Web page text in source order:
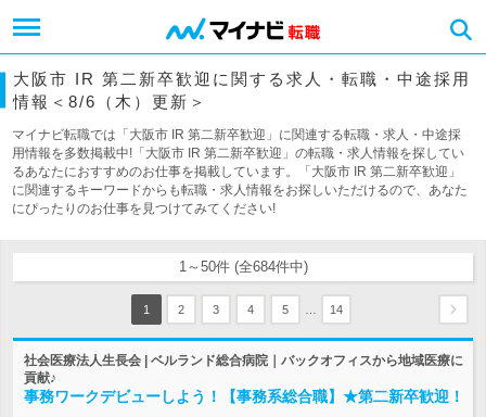
大阪市 IR 第二新卒歓迎に関する求人・転職・中途採用
情報＜8/6（木）更新＞
マイナビ転職では「大阪市 IR 第二新卒歓迎」に関連する転職・求人・中途採
用情報を多数掲載中!「大阪市 IR 第二新卒歓迎」の転職・求人情報を探してい
るあなたにおすすめのお仕事を掲載しています。「大阪市 IR 第二新卒歓迎」
に関連するキーワードからも転職・求人情報をお探しいただけるので、あなた
にぴったりのお仕事を見つけてみてください!
1～50件 (全684件中)
1 2 3 4 5 14
社会医療法人生長会 | ベルランド総合病院｜バックオフィスから地域医療に
貢献♪
事務ワークデビューしよう！【事務系総合職】★第二新卒歓迎！